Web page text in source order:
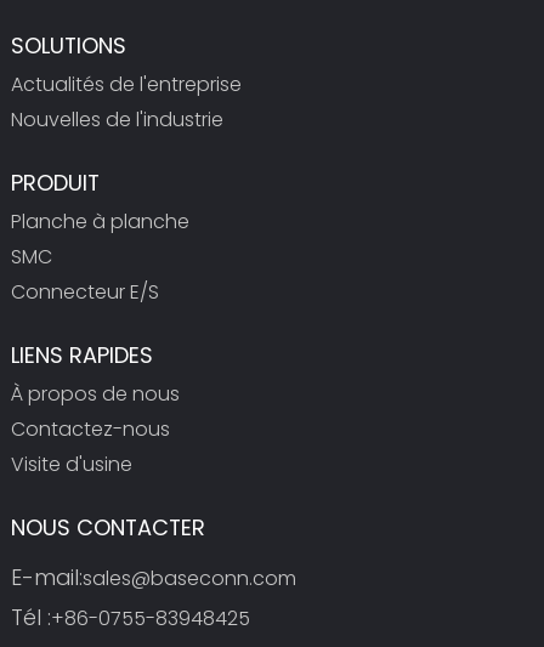
SOLUTIONS
Actualités de l'entreprise
Nouvelles de l'industrie
PRODUIT
Planche à planche
SMC
Connecteur E/S
LIENS RAPIDES
À propos de nous
Contactez-nous
Visite d'usine
NOUS CONTACTER
E-mail:sales@baseconn.com
Tél :+86-0755-83948425